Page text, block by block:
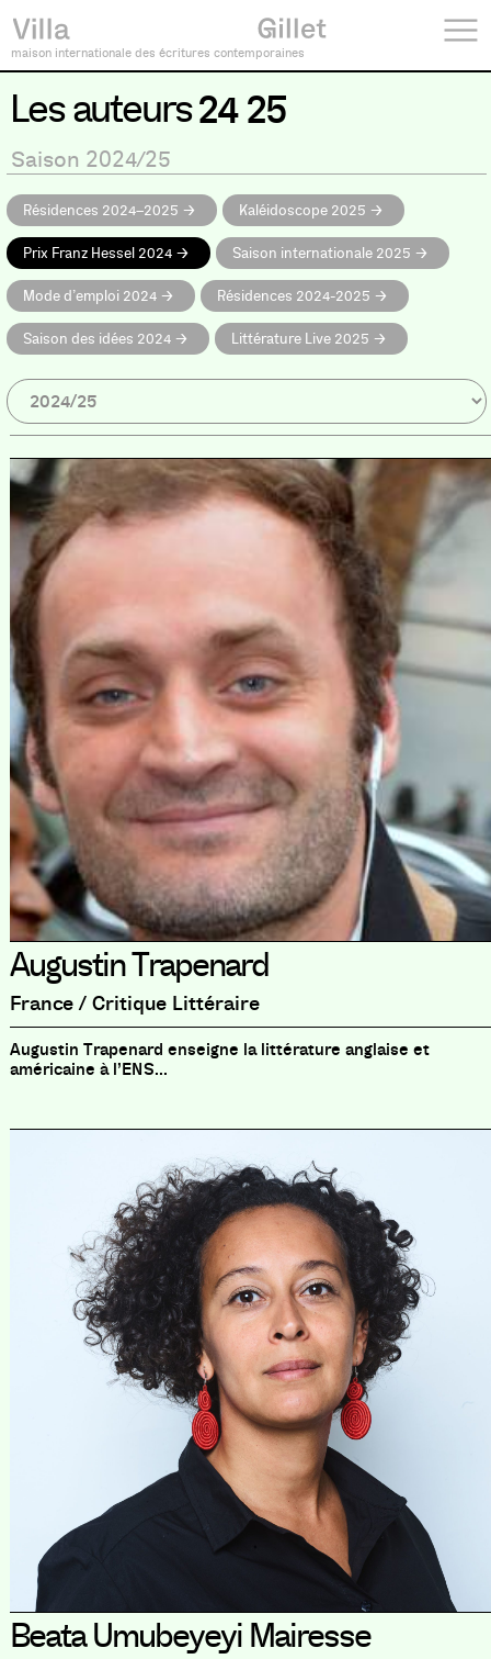
maison internationale des écritures contemporaines
Les auteurs24 25
Saison 2024/25
Résidences 2024–2025 Kaléidoscope 2025
Prix Franz Hessel 2024 Saison internationale 2025
Mode d’emploi 2024 Résidences 2024-2025
Saison des idées 2024 Littérature Live 2025
Augustin Trapenard
France / Critique Littéraire
Augustin Trapenard enseigne la littérature anglaise et
américaine à l’ENS...
Beata Umubeyeyi Mairesse